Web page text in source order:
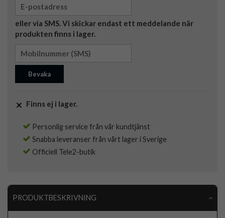
eller via SMS. Vi skickar endast ett meddelande när
produkten finns i lager.
Bevaka
Finns ej i lager.
Personlig service från vår kundtjänst
Snabba leveranser från vårt lager i Sverige
Officiell Tele2-butik
PRODUKTBESKRIVNING